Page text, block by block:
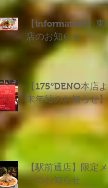
【information】東
店のお知らせ
【175°DENO本店よ
末年始のお知らせ】
【駅前通店】限定メ
ーのお知らせ